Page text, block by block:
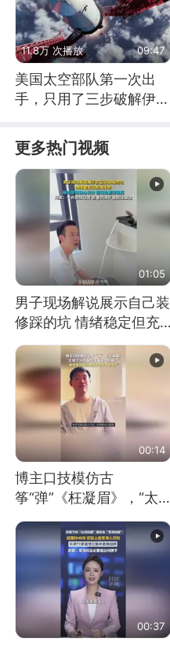
11.8万 次播放 09:47
美国太空部队第一次出
手，只用了三步破解伊朗
更多热门视频
01:05
男子现场解说展示自己装
修踩的坑 情绪稳定但充
满无奈 每处都有精心设
计 但每处都有瑕疵 网
友：一开始我没笑 但看
到洗手盆我没绷住
00:14
博主口技模仿古
筝“弹”《枉凝眉》，“太
像了～你是吃古筝长大的
吗？”“或将成为首位考级
不带古筝的选手。”（来
源：新华每日电讯）
00:37